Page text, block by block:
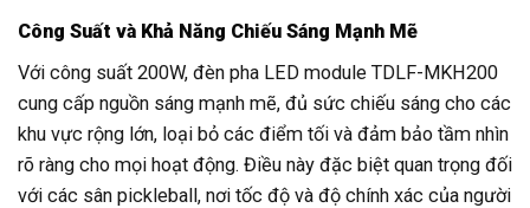
Công Suất và Khả Năng Chiếu Sáng Mạnh Mẽ
Với công suất 200W, đèn pha LED module TDLF-MKH200
cung cấp nguồn sáng mạnh mẽ, đủ sức chiếu sáng cho các
khu vực rộng lớn, loại bỏ các điểm tối và đảm bảo tầm nhìn
rõ ràng cho mọi hoạt động. Điều này đặc biệt quan trọng đối
với các sân pickleball, nơi tốc độ và độ chính xác của người